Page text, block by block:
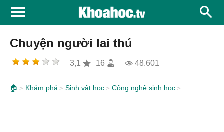
Chuyện người lai thú
3,1 16 48.601
🏠 Khám phá Sinh vật học Công nghệ sinh học